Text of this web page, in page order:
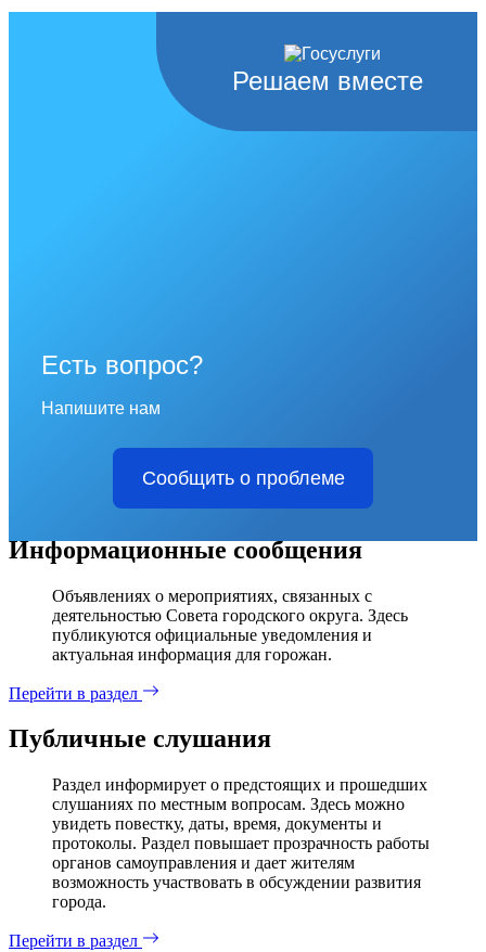
Решаем вместе
Есть вопрос?
Напишите нам
Сообщить о проблеме
Информационные сообщения
Объявлениях о мероприятиях, связанных с
деятельностью Совета городского округа. Здесь
публикуются официальные уведомления и
актуальная информация для горожан.
Перейти в раздел
Публичные слушания
Раздел информирует о предстоящих и прошедших
слушаниях по местным вопросам. Здесь можно
увидеть повестку, даты, время, документы и
протоколы. Раздел повышает прозрачность работы
органов самоуправления и дает жителям
возможность участвовать в обсуждении развития
города.
Перейти в раздел